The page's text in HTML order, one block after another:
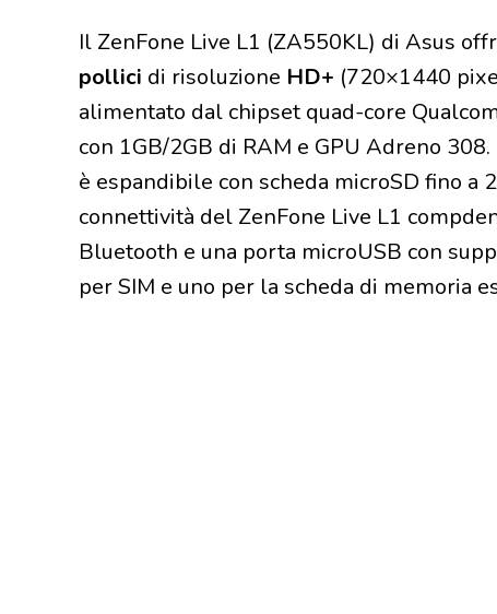
Il ZenFone Live L1 (ZA550KL) di Asus
pollici di risoluzione HD+ (720×1440
alimentato dal chipset quad-core
con 1GB/2GB di RAM e GPU Adreno
è espandibile con scheda microSD fino a
connettività del ZenFone Live L1
Bluetooth e una porta microUSB con
per SIM e uno per la scheda di memoria